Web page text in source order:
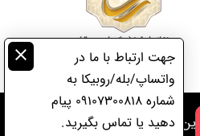
وبسایت به کیوسکدیا تعلق دارد
close
جهت ارتباط با ما در
واتساپ/بله/روبیکا به
شماره 09107300818 پیام
دهید یا تماس بگیرید.